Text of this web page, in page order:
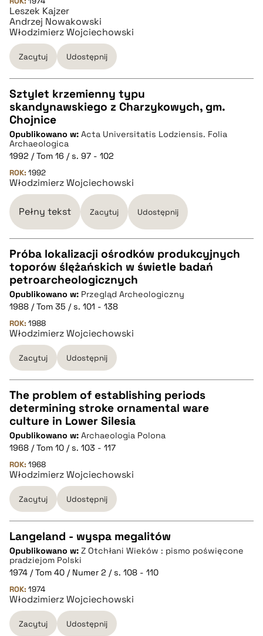
BIBTEX
pobierz cytat
Leszek Kajzer
Andrzej Nowakowski
Włodzimierz Wojciechowski
Zacytuj Udostępnij
CZYSTY TEKST
pobierz cytat
BIBTEX
pobierz cytat
Sztylet krzemienny typu
skandynawskiego z Charzykowych, gm.
Chojnice
Opublikowano w: Acta Universitatis Lodziensis. Folia
Archaeologica
1992 / Tom 16 / s. 97 - 102
ROK: 1992
Włodzimierz Wojciechowski
Pełny tekst Zacytuj Udostępnij
CZYSTY TEKST
pobierz cytat
BIBTEX
pobierz cytat
Próba lokalizacji ośrodków produkcyjnych
toporów ślężańskich w świetle badań
petroarcheologicznych
Opublikowano w: Przegląd Archeologiczny
1988 / Tom 35 / s. 101 - 138
ROK: 1988
Włodzimierz Wojciechowski
Zacytuj Udostępnij
CZYSTY TEKST
pobierz cytat
BIBTEX
pobierz cytat
The problem of establishing periods
determining stroke ornamental ware
culture in Lower Silesia
Opublikowano w: Archaeologia Polona
1968 / Tom 10 / s. 103 - 117
ROK: 1968
Włodzimierz Wojciechowski
Zacytuj Udostępnij
CZYSTY TEKST
pobierz cytat
BIBTEX
Langeland - wyspa megalitów
Opublikowano w: Z Otchłani Wieków : pismo poświęcone
pradziejom Polski
1974 / Tom 40 / Numer 2 / s. 108 - 110
ROK: 1974
Włodzimierz Wojciechowski
Zacytuj Udostępnij